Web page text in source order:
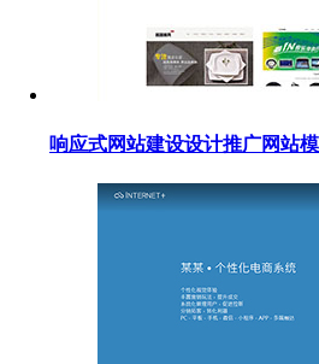
响应式网站建设设计推广网站